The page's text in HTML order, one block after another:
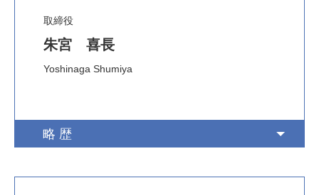
取締役
朱宮 喜長
Yoshinaga Shumiya
略歴